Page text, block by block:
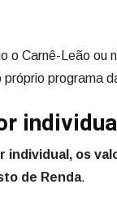
o Carnê-Leão ou
programa
individual, os
de Renda.